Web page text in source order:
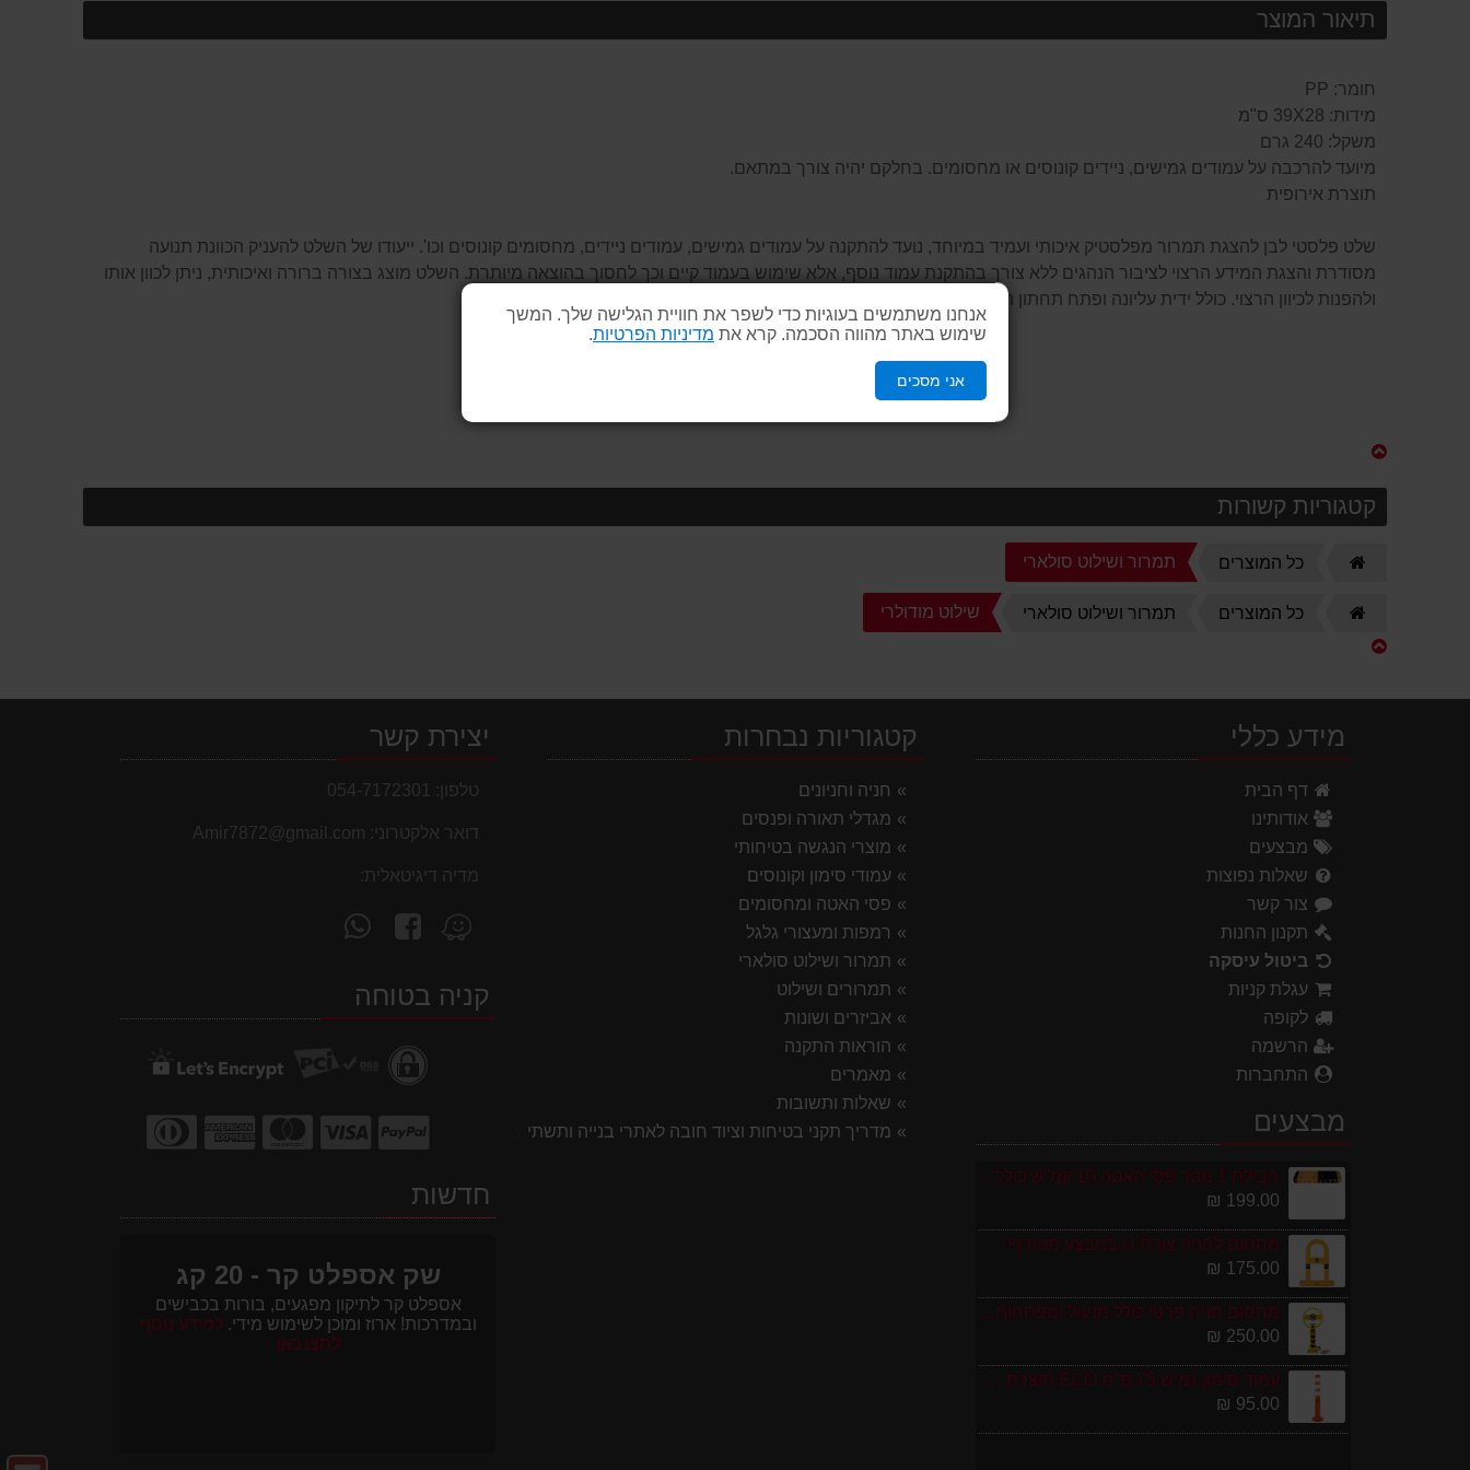
אנחנו משתמשים בעוגיות כדי לשפר את חוויית הגלישה שלך. המשך
שימוש באתר מהווה הסכמה. קרא את מדיניות הפרטיות
אני מסכים
תיאור המוצר
חומר: PP
מידות: 39X28 ס"מ
משקל: 240 גרם
מיועד להרכבה על עמודים גמישים, ניידים קונוסים או מחסומים. בחלקם יהיה צורך במתאם.
תוצרת אירופית
שלט פלסטי לבן להצגת תמרור מפלסטיק איכותי ועמיד במיוחד, נועד להתקנה על עמודים גמישים, עמודים ניידים, מחסומים קונוסים וכו'. ייעודו של השלט להעניק הכוונת תנועה
מסודרת והצגת המידע הרצוי לציבור הנהגים ללא צורך בהתקנת עמוד נוסף, אלא שימוש בעמוד קיים וכך לחסוך בהוצאה מיותרת. השלט מוצג בצורה ברורה ואיכותית, ניתן לכוון אותו
ולהפנות לכיוון הרצוי. כולל ידית עליונה ופתח תחתון המעניק אפשרות לקשור על השלט עצמו, עמיד בגשמים ולחות.
קטגוריות קשורות
כל המוצרים תמרור ושילוט סולארי
כל המוצרים תמרור ושילוט סולארי שילוט מודולרי
מידע כללי
דף הבית
אודותינו
מבצעים
שאלות נפוצות
צור קשר
תקנון החנות
ביטול עיסקה
עגלת קניות
לקופה
הרשמה
התחברות
מבצעים
חבילת 1 מטר פסי האטה 10 קמ''ש כולל סופיות מפלסטיק
199.00 ₪
מחסום לחניה צורת U במבצע מטורף!
175.00 ₪
מחסום חניה פרטי כולל מנעול ומפתחות גובה 70 ס"מ
250.00 ₪
עמוד סימון גמיש 75 ס''מ ECO תוצרת אירופה
95.00 ₪
קטגוריות נבחרות
חניה וחניונים
מגדלי תאורה ופנסים
מוצרי הנגשה בטיחותי
עמודי סימון וקונוסים
פסי האטה ומחסומים
רמפות ומעצורי גלגל
תמרור ושילוט סולארי
תמרורים ושילוט
אביזרים ושונות
הוראות התקנה
מאמרים
שאלות ותשובות
מדריך תקני בטיחות וציוד חובה לאתרי בנייה ותשתית 2026
יצירת קשר
טלפון: 054-7172301
דואר אלקטרוני: Amir7872@gmail.com
מדיה דיגיטאלית:
מצא
אותנו
Waze
עקוב
אחרינו
facebookקניה בטוחה
חדשות
שק אספלט קר - 20 קג
אספלט קר לתיקון מפגעים, בורות בכבישים
ובמדרכות! ארוז ומוכן לשימוש מידי.למידע נוסף
לחצו כאן